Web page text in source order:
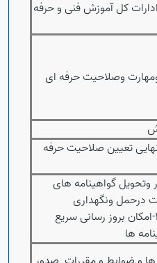
کل آموزش فنی و حرفه
وصلاحیت حرفه ای
تعیین صلاحیت حرفه
گواهینامه های
درحمل ونگهداری
گواهینامه ها3-امکان بروز رسانی سریع
ها